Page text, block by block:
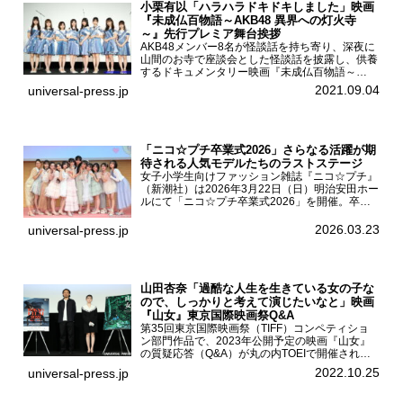
小栗有以「ハラハラドキドキしました」映画
『未成仏百物語～AKB48 異界への灯火寺
～』先行プレミア舞台挨拶
AKB48メンバー8名が怪談話を持ち寄り、深夜に
山間のお寺で座談会とした怪談話を披露し、供養
するドキュメンタリー映画『未成仏百物語～
AKB48異界への灯火寺～』の先行プレミア舞台
挨拶が東京・ユナイテッド・シネマ豊洲で開催さ
universal-press.jp 2021.09.04
「ニコ☆プチ卒業式2026」さらなる活躍が期
待される人気モデルたちのラストステージ
女子小学生向けファッション雑誌『ニコ☆プチ』
（新潮社）は2026年3月22日（日）明治安田ホー
ルにて「ニコ☆プチ卒業式2026」を開催。卒業
ん、末永ひなた、高梨琴乃、土井ありさ、藤田蒼
universal-press.jp 2026.03.23
山田杏奈「過酷な人生を生きている女の子な
ので、しっかりと考えて演じたいなと」映画
『山女』東京国際映画祭Q&A
第35回東京国際映画祭（TIFF）コンペティショ
ン部門作品で、2023年公開予定の映画『山女』
の質疑応答（Q&A）が丸の内TOEIで開催され、
主演を務めた女優の山田杏奈、監督の福永壮志が
登壇。本作について語った。映画『山女』第35
universal-press.jp 2022.10.25